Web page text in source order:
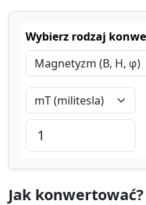
Wybierz rodzaj
Jak konwertować?